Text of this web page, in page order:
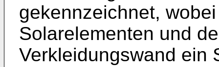
gekennzeichnet,
Solarelementen und
Verkleidungswand ein